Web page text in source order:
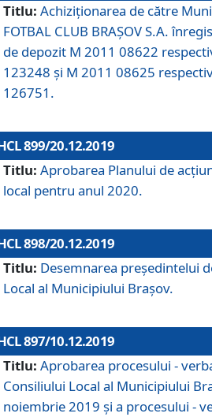
Titlu: Achiziționarea de către
FOTBAL CLUB BRAȘOV S.A.
de depozit M 2011 08622
123248 și M 2011 08625
126751.
899/20.12.2019
Titlu: Aprobarea Planului de
local pentru anul 2020.
898/20.12.2019
Titlu: Desemnarea preşedintelui
Local al Municipiului Braşov.
897/10.12.2019
Titlu: Aprobarea procesului -
Consiliului Local al Municipiului
noiembrie 2019 și a procesului -